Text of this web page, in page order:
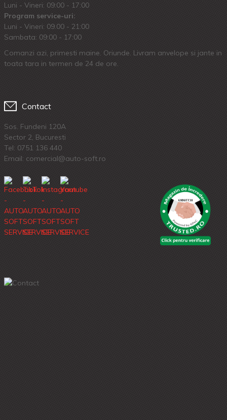
Luni - Vineri: 09:00 - 17:00
Program service-uri:
Luni - Vineri: 09.00 - 21:00
Sambata: 09:00 - 17:00
Comanzi azi, primesti maine. Oriunde. Livram anvelope si jante in
toata tara in termen de 24 de ore.
Contact
Sos. Fundeni 120A
Sector 2, Bucuresti
Tel: 0751 136 440
Email: comercial@auto-soft.ro